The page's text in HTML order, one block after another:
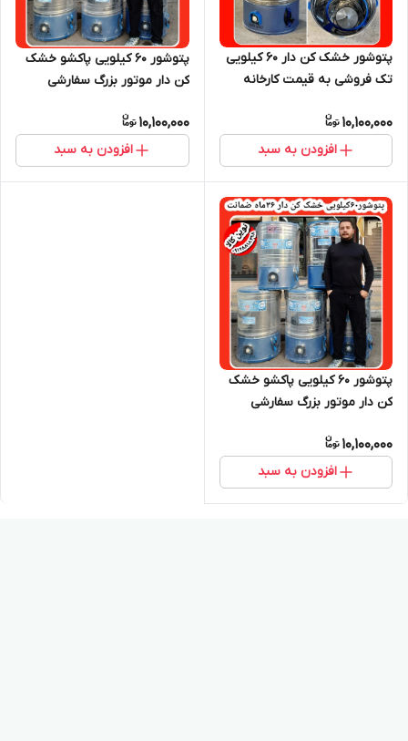
پتوشور خشک کن دار ۶۰ کیلویی
تک فروشی به قیمت کارخانه
10,100,000
افزودن به سبد
پتوشور 60 کیلویی پاکشو خشک
کن دار موتور بزرگ سفارشی
10,100,000
افزودن به سبد
پتوشور 60 کیلویی پاکشو خشک
کن دار موتور بزرگ سفارشی
10,100,000
افزودن به سبد